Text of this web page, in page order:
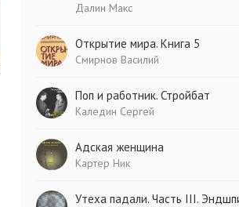
Далин Макс
Открытие мира. Книга 5
Смирнов Василий
Поп и работник. Стройбат
Каледин Сергей
Адская женщина
Картер Ник
Утеха падали. Часть III.